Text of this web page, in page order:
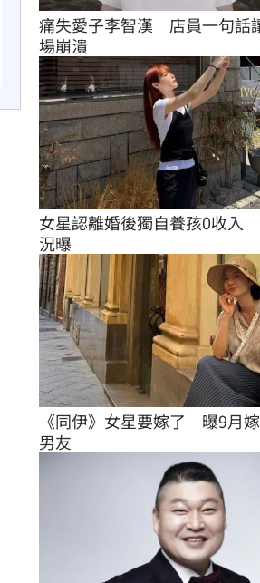
痛失愛子李智漢　店員一句話
場崩潰
女星認離婚後獨自養孩0收入
況曝
《同伊》女星要嫁了　曝9月
男友